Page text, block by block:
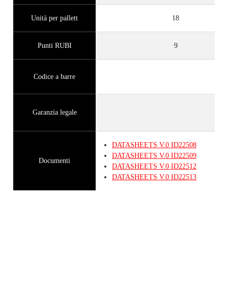
Unità per pallett 18
Punti RUBI 9
Codice a barre
Garanzia legale
Documenti
DATASHEETS V.0 ID22508
DATASHEETS V.0 ID22509
DATASHEETS V.0 ID22512
DATASHEETS V.0 ID22513